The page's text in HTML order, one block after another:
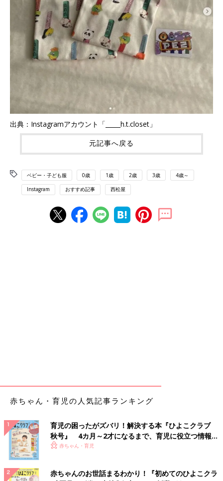
出典：Instagramアカウント「_____h.t.closet」
元記事へ戻る
ベビー・子ども服 0歳 1歳 2歳 3歳 4歳～
Instagram おすすめ記事 西松屋
赤ちゃん・育児の人気記事ランキング
育児の困ったがズバリ！解決する本『ひよこクラブ
秋号』 4カ月～2才になるまで、育児に役立つ情報が
いっぱい！
赤ちゃん・育児
赤ちゃんのお世話まるわかり！『初めてのひよこクラ